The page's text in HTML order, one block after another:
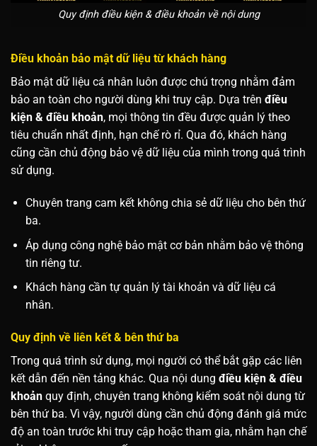
Quy định điều kiện & điều khoản về nội dung
Điều khoản bảo mật dữ liệu từ khách hàng
Bảo mật dữ liệu cá nhân luôn được chú trọng nhằm đảm
bảo an toàn cho người dùng khi truy cập. Dựa trên điều
kiện & điều khoản, mọi thông tin đều được quản lý theo
tiêu chuẩn nhất định, hạn chế rò rỉ. Qua đó, khách hàng
cũng cần chủ động bảo vệ dữ liệu của mình trong quá trình
sử dụng.
Chuyên trang cam kết không chia sẻ dữ liệu cho bên thứ
ba.
Áp dụng công nghệ bảo mật cơ bản nhằm bảo vệ thông
tin riêng tư.
Khách hàng cần tự quản lý tài khoản và dữ liệu cá
nhân.
Quy định về liên kết & bên thứ ba
Trong quá trình sử dụng, mọi người có thể bắt gặp các liên
kết dẫn đến nền tảng khác. Qua nội dung điều kiện & điều
khoản quy định, chuyên trang không kiểm soát nội dung từ
bên thứ ba. Vì vậy, người dùng cần chủ động đánh giá mức
độ an toàn trước khi truy cập hoặc tham gia, nhằm hạn chế